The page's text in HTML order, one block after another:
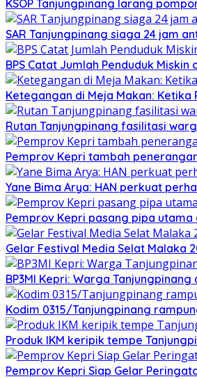
KSOP Tanjungpinang larang
SAR Tanjungpinang siaga 24 jam
BPS Catat Jumlah Penduduk Miskin
Ketegangan di Meja Makan:
Rutan Tanjungpinang fasilitasi
Pemprov Kepri tambah
Yane Bima Arya: HAN perkuat
Pemprov Kepri pasang pipa
Gelar Festival Media Selat Malaka
BP3MI Kepri: Warga
Kodim 0315/Tanjungpinang
Produk IKM keripik tempe
Pemprov Kepri Siap Gelar